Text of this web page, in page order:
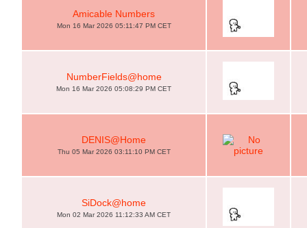
Amicable Numbers
Mon 16 Mar 2026 05:11:47 PM CET
NumberFields@home
Mon 16 Mar 2026 05:08:29 PM CET
DENIS@Home
Thu 05 Mar 2026 03:11:10 PM CET
SiDock@home
Mon 02 Mar 2026 11:12:33 AM CET